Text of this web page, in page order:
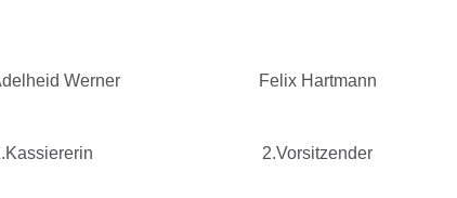
Werner Felix Hartmann
2.Vorsitzender